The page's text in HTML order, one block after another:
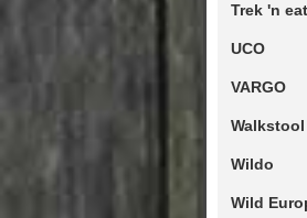
Trek 'n eat
UCO
VARGO
Walkstool
Wildo
Wild